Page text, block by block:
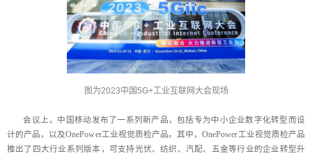
图为2023中国5G+工业互联网大会现场
会议上，中国移动发布了一系列新产品，包括专为中小企业数字化转型而设
计的产品，以及OnePower工业视觉质检产品。其中，OnePower工业视觉质检产品
推出了四大行业系列版本，可支持光伏、纺织、汽配、五金等行业的企业转型升